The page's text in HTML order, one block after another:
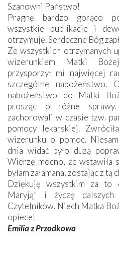
Szanowni Państwo!
Pragnę bardzo gorąco
wszystkie publikacje i
otrzymuję. Serdeczne Bóg
Ze wszystkich otrzymanych
wizerunkiem Matki
przysporzył mi najwięcej
szczególne nabożeństwo.
nabożeństwo do Matki
prosząc o różne
zachorowali w czasie tzw.
pomocy lekarskiej.
wizerunku o pomoc.
dnia widać było dużą
Wierzę mocno, że wstawiła
byłam załamana, zostając z tą
Dziękuję wszystkim za to
Maryją” i życzę
Czytelników. Niech Matka
opiece!
Emilia z Przodkowa